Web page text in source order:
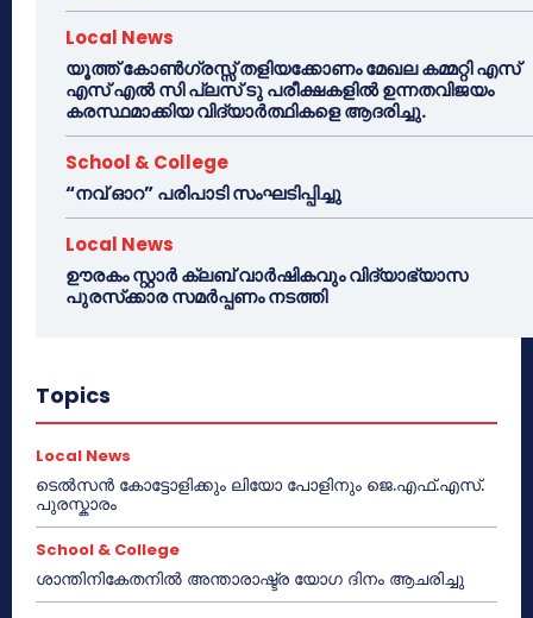
Local News
യൂത്ത് കോൺഗ്രസ്സ് തളിയക്കോണം മേഖല കമ്മറ്റി എസ്
എസ് എൽ സി പ്ലസ് ടു പരീക്ഷകളിൽ ഉന്നതവിജയം
കരസ്ഥമാക്കിയ വിദ്യാർത്ഥികളെ ആദരിച്ചു.
School & College
“നവ് ഓറ” പരിപാടി സംഘടിപ്പിച്ചു
Local News
ഊരകം സ്റ്റാർ ക്ലബ് വാർഷികവും വിദ്യാഭ്യാസ
പുരസ്‌ക്കാര സമർപ്പണം നടത്തി
Topics
Local News
ടെൽസൻ കോട്ടോളിക്കും ലിയോ പോളിനും ജെ.എഫ്.എസ്.
പുരസ്കാരം
School & College
ശാന്തിനികേതനിൽ അന്താരാഷ്ട്ര യോഗ ദിനം ആചരിച്ചു